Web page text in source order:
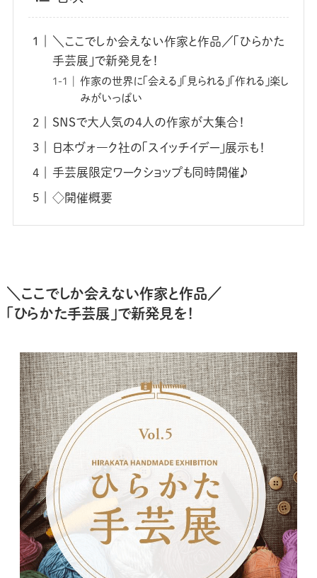
＼ここでしか会えない作家と作品／「ひらかた
手芸展」で新発見を！
作家の世界に「会える」「見られる」「作れる」楽し
みがいっぱい
SNSで大人気の4人の作家が大集合！
日本ヴォ―ク社の「スイッチイデー」展示も！
手芸展限定ワークショップも同時開催♪
◇開催概要
＼ここでしか会えない作家と作品／
「ひらかた手芸展」で新発見を！